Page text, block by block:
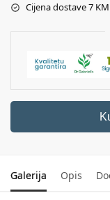
Cijena dostave 7
Galerija Opis